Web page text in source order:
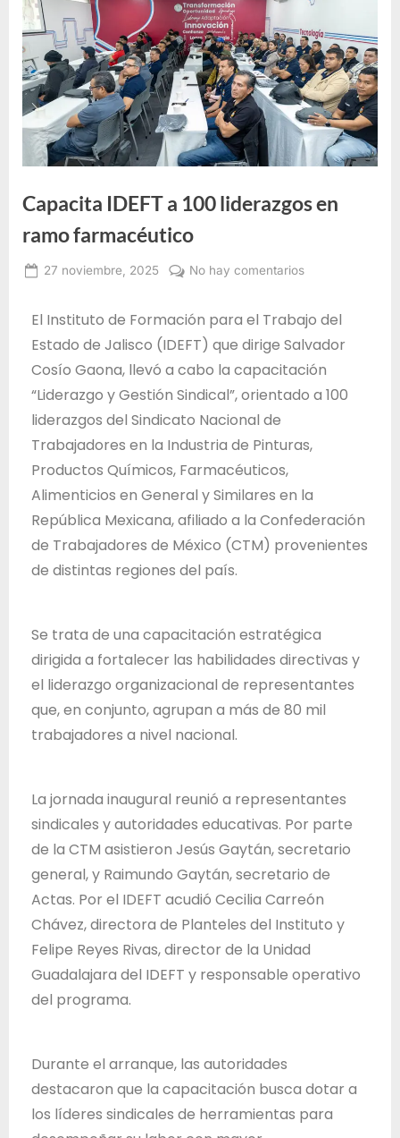
e
F
o
r
m
a
c
ó
a
l
T
r
a
j
o
d
l
E
s
t
a
d
e
J
a
l
i
s
c
Capacita IDEFT a 100 liderazgos en
ramo farmacéutico
27 noviembre, 2025
Santos
Jiménez
No hay comentarios
El Instituto de Formación para el Trabajo del
Estado de Jalisco (IDEFT) que dirige Salvador
Cosío Gaona, llevó a cabo la capacitación
“Liderazgo y Gestión Sindical”, orientado a 100
liderazgos del Sindicato Nacional de
Trabajadores en la Industria de Pinturas,
Productos Químicos, Farmacéuticos,
Alimenticios en General y Similares en la
República Mexicana, afiliado a la Confederación
de Trabajadores de México (CTM) provenientes
de distintas regiones del país.
Se trata de una capacitación estratégica
dirigida a fortalecer las habilidades directivas y
el liderazgo organizacional de representantes
que, en conjunto, agrupan a más de 80 mil
trabajadores a nivel nacional.
La jornada inaugural reunió a representantes
sindicales y autoridades educativas. Por parte
de la CTM asistieron Jesús Gaytán, secretario
general, y Raimundo Gaytán, secretario de
Actas. Por el IDEFT acudió Cecilia Carreón
Chávez, directora de Planteles del Instituto y
Felipe Reyes Rivas, director de la Unidad
Guadalajara del IDEFT y responsable operativo
del programa.
Durante el arranque, las autoridades
destacaron que la capacitación busca dotar a
los líderes sindicales de herramientas para